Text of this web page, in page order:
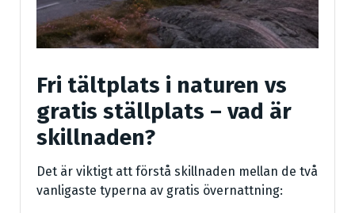
Fri tältplats i naturen vs
gratis ställplats – vad är
skillnaden?
Det är viktigt att förstå skillnaden mellan de två
vanligaste typerna av gratis övernattning: